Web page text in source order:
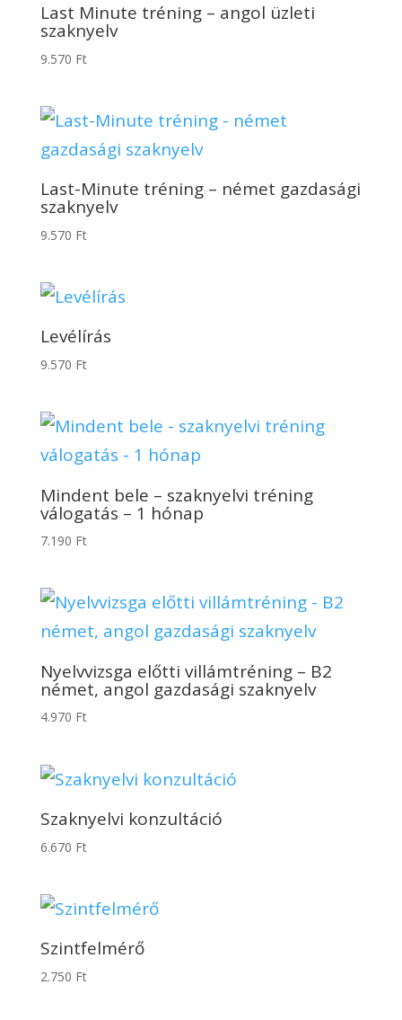
Last Minute tréning – angol üzleti
szaknyelv
9.570 Ft
Last-Minute tréning – német gazdasági
szaknyelv
9.570 Ft
Levélírás
9.570 Ft
Mindent bele – szaknyelvi tréning
válogatás – 1 hónap
7.190 Ft
Nyelvvizsga előtti villámtréning – B2
német, angol gazdasági szaknyelv
4.970 Ft
Szaknyelvi konzultáció
6.670 Ft
Szintfelmérő
2.750 Ft